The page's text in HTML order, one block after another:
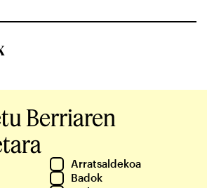
Berriaren
Arratsaldekoa
Badok